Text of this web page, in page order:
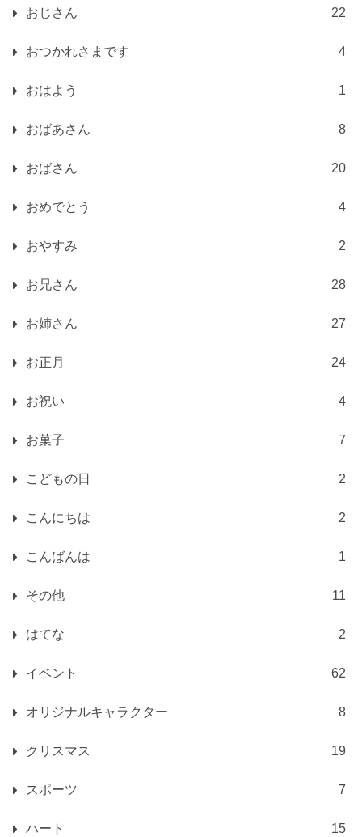
おじさん 22
おつかれさまです 4
おはよう 1
おばあさん 8
おばさん 20
おめでとう 4
おやすみ 2
お兄さん 28
お姉さん 27
お正月 24
お祝い 4
お菓子 7
こどもの日 2
こんにちは 2
こんばんは 1
その他 11
はてな 2
イベント 62
オリジナルキャラクター 8
クリスマス 19
スポーツ 7
ハート 15